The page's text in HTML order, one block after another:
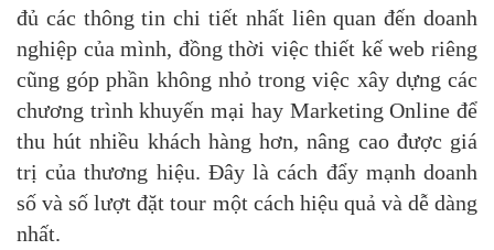
đủ các thông tin chi tiết nhất liên quan đến doanh
nghiệp của mình, đồng thời việc thiết kế web riêng
cũng góp phần không nhỏ trong việc xây dựng các
chương trình khuyến mại hay Marketing Online để
thu hút nhiều khách hàng hơn, nâng cao được giá
trị của thương hiệu. Đây là cách đẩy mạnh doanh
số và số lượt đặt tour một cách hiệu quả và dễ dàng
nhất.